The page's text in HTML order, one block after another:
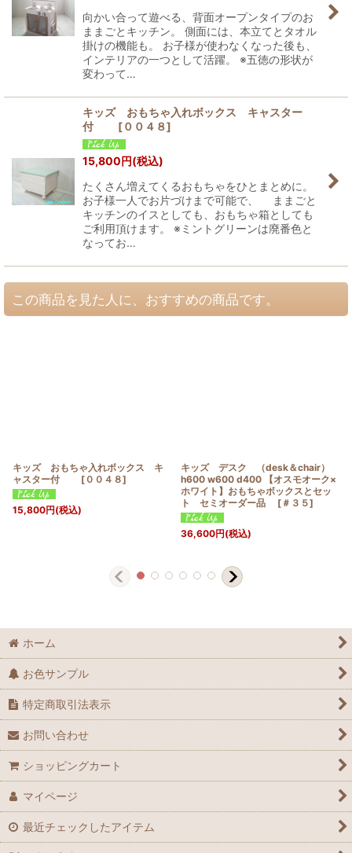
向かい合って遊べる、背面オープンタイプのお
ままごとキッチン。 側面には、本立てとタオル
掛けの機能も。 お子様が使わなくなった後も、
インテリアの一つとして活躍。 ※五徳の形状が
変わって…
キッズ おもちゃ入れボックス キャスター
付
[００４８]
15,800円(税込)
たくさん増えてくるおもちゃをひとまとめに。
お子様一人でお片づけまで可能で、 ままごと
キッチンのイスとしても、おもちゃ箱としても
ご利用頂けます。 ※ミントグリーンは廃番色と
なってお…
この商品を見た人に、おすすめの商品です。
キッズ おもちゃ入れボックス キ
ャスター付
[ ００４８]
15,800円(税込)
キッズ デスク （desk＆chair）
h600 w600 d400 【オスモオーク×
ホワイト】おもちゃボックスとセッ
ト セミオーダー品
[ ＃３５]
36,600円(税込)
ホーム
お色サンプル
特定商取引法表示
お問い合わせ
ショッピングカート
マイページ
最近チェックしたアイテム